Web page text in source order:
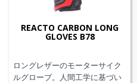
REACTO CARBON LONG
GLOVES B78
ロングレザーのモーターサイク
ルグローブ。人間工学に基づい